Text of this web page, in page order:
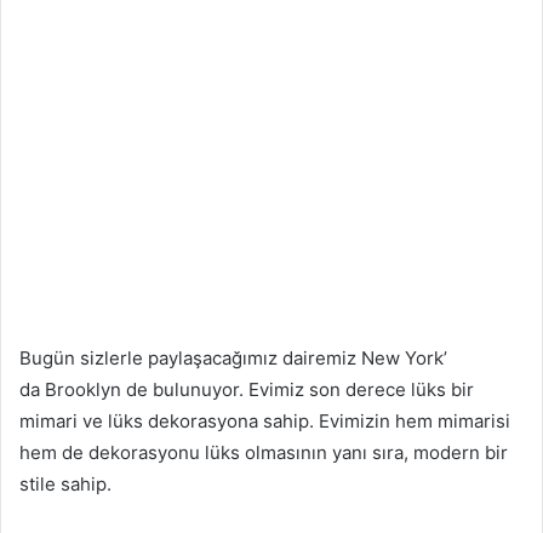
Bugün sizlerle paylaşacağımız dairemiz New York’
da Brooklyn de bulunuyor. Evimiz son derece lüks bir
mimari ve lüks dekorasyona sahip. Evimizin hem mimarisi
hem de dekorasyonu lüks olmasının yanı sıra, modern bir
stile sahip.